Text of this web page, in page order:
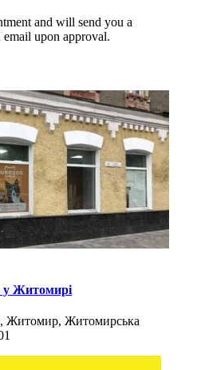
and will send you a
upon approval.
у Житомирі
Житомир, Житомирська